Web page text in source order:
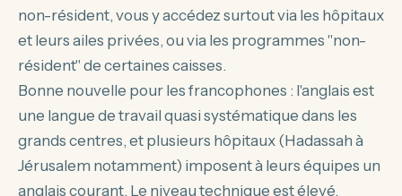
non-résident, vous y accédez surtout via les hôpitaux
et leurs ailes privées, ou via les programmes "non-
résident" de certaines caisses.
Bonne nouvelle pour les francophones : l'anglais est
une langue de travail quasi systématique dans les
grands centres, et plusieurs hôpitaux (Hadassah à
Jérusalem notamment) imposent à leurs équipes un
anglais courant. Le niveau technique est élevé,